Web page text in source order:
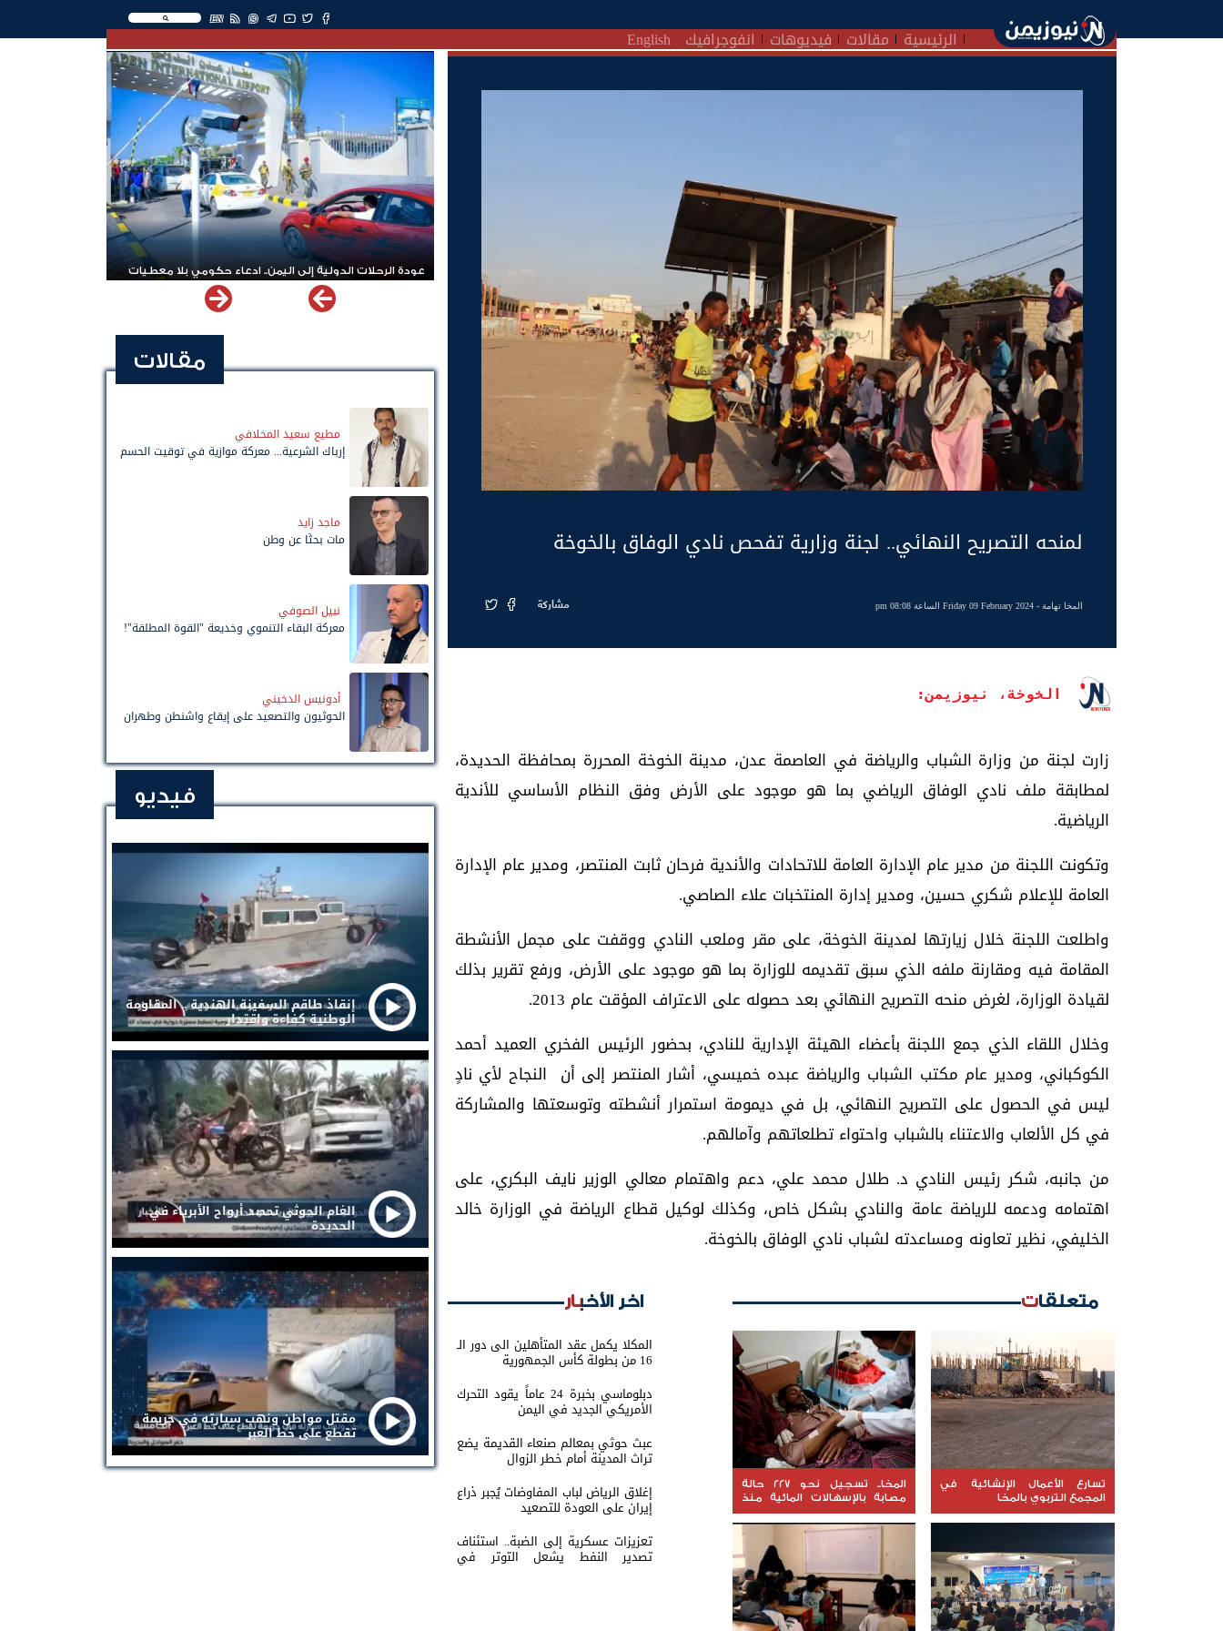
EN
الرئيسية مقالات فيديوهات انفوجرافيك English
لمنحه التصريح النهائي.. لجنة وزارية تفحص نادي الوفاق بالخوخة
المخا تهامة- Friday 09 February 2024 الساعة 08:08 pm مشاركة
الخوخة، نيوزيمن:
زارت لجنة من وزارة الشباب والرياضة في العاصمة عدن، مدينة الخوخة المحررة بمحافظة الحديدة،
لمطابقة ملف نادي الوفاق الرياضي بما هو موجود على الأرض وفق النظام الأساسي للأندية
الرياضية.
وتكونت اللجنة من مدير عام الإدارة العامة للاتحادات والأندية فرحان ثابت المنتصر، ومدير عام الإدارة
العامة للإعلام شكري حسين، ومدير إدارة المنتخبات علاء الصاصي.
واطلعت اللجنة خلال زيارتها لمدينة الخوخة، على مقر وملعب النادي ووقفت على مجمل الأنشطة
المقامة فيه ومقارنة ملفه الذي سبق تقديمه للوزارة بما هو موجود على الأرض، ورفع تقرير بذلك
لقيادة الوزارة، لغرض منحه التصريح النهائي بعد حصوله على الاعتراف المؤقت عام 2013.
وخلال اللقاء الذي جمع اللجنة بأعضاء الهيئة الإدارية للنادي، بحضور الرئيس الفخري العميد أحمد
الكوكباني، ومدير عام مكتب الشباب والرياضة عبده خميسي، أشار المنتصر إلى أن النجاح لأي نادٍ
ليس في الحصول على التصريح النهائي، بل في ديمومة استمرار أنشطته وتوسعتها والمشاركة
في كل الألعاب والاعتناء بالشباب واحتواء تطلعاتهم وآمالهم.
من جانبه، شكر رئيس النادي د. طلال محمد علي، دعم واهتمام معالي الوزير نايف البكري، على
اهتمامه ودعمه للرياضة عامة والنادي بشكل خاص، وكذلك لوكيل قطاع الرياضة في الوزارة خالد
الخليفي، نظير تعاونه ومساعدته لشباب نادي الوفاق بالخوخة.
متعلقات
تسارع الأعمال الإنشائية في
المجمع التربوي بالمخا
المخا.. تسجيل نحو 227 حالة
مصابة بالإسهالات المائية منذ
بداية أبريل
اخر الأخبار
المكلا يكمل عقد المتأهلين الى دور الـ
16 من بطولة كأس الجمهورية
دبلوماسي بخبرة 24 عاماً يقود التحرك
الأمريكي الجديد في اليمن
عبث حوثي بمعالم صنعاء القديمة يضع
تراث المدينة أمام خطر الزوال
إغلاق الرياض لباب المفاوضات يُجبر ذراع
إيران على العودة للتصعيد
تعزيزات عسكرية إلى الضبة.. استئناف
تصدير النفط يشعل التوتر في
عودة الرحلات الدولية إلى اليمن.. ادعاء حكومي بلا معطيات
مقالات
مطيع سعيد المخلافي
إرباك الشرعية... معركة موازية في توقيت الحسم
ماجد زايد
مات بحثًا عن وطن
نبيل الصوفي
معركة البقاء التنموي وخديعة "القوة المطلقة"!
أدونيس الدخيني
الحوثيون والتصعيد على إيقاع واشنطن وطهران
فيديو
إنقاذ طاقم السفينة الهندية .. المقاومة
الوطنية كفاءة واقتدار
الغام الحوثي تحصد أرواح الأبرياء في
الحديدة
مقتل مواطن ونهب سيارته في جريمة
تقطع على خط العبر